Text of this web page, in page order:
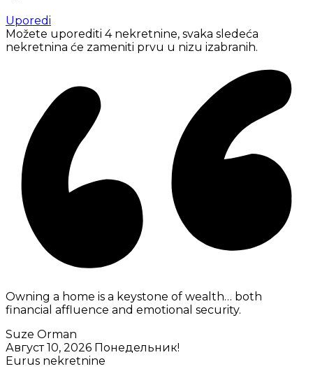
Uporedi
Možete uporediti 4 nekretnine, svaka sledeća
nekretnina će zameniti prvu u nizu izabranih.
Owning a home is a keystone of wealth… both
financial affluence and emotional security.
Suze Orman
Август 10, 2026 Понедельник!
Eurus nekretnine